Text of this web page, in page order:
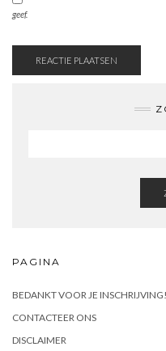
geef.
PAGINA
BEDANKT VOOR JE INSCHRIJVING!
CONTACTEER ONS
DISCLAIMER